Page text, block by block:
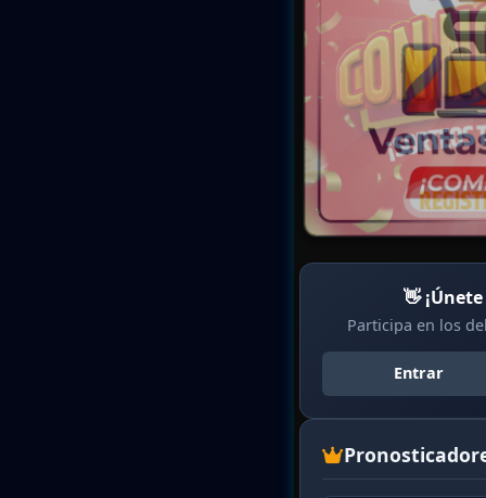
👋
Participa en los
Entrar